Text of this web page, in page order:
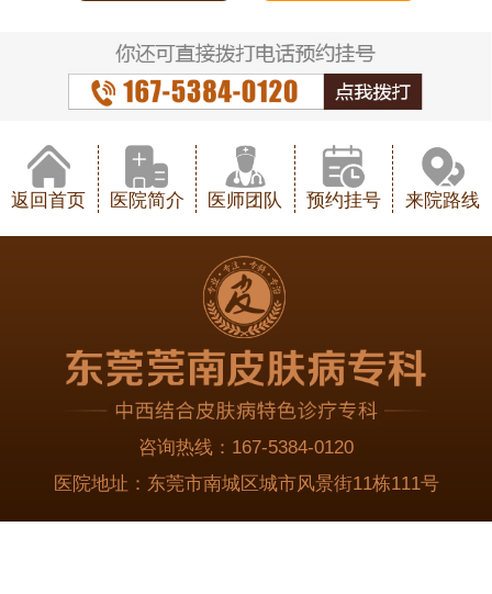
返回首页 医院简介 医师团队 预约挂号 来院路线
咨询热线： 167-5384-0120
医院地址： 东莞市南城区城市风景街11栋111号